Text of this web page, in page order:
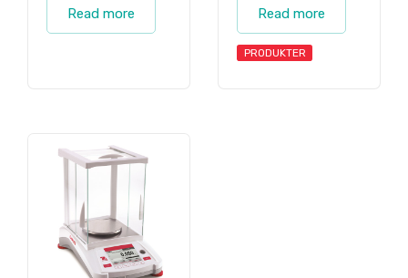
Read more Read more
PRODUKTER